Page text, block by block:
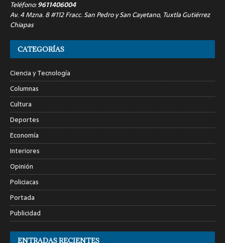
Teléfono:9611406004
Av. 4 Mzna. 8 #112 Fracc. San Pedro y San Cayetano, Tuxtla Gutiérrez
Chiapas
CATEGORÍAS
Ciencia y Tecnología
Columnas
Cultura
Deportes
Economía
Interiores
Opinión
Policiacas
Portada
Publicidad
ENTRADAS RECIENTES